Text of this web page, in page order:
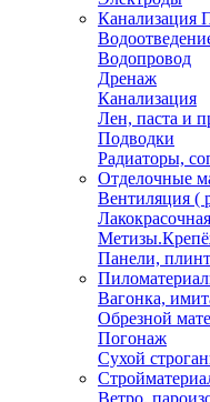
Канализация
Водопровод
Дренаж
Канализация
Лен, паста и
Подводки
Радиаторы,
Отделочные
Вентиляция (
Панели,
Вагонка,
Обрезной
Погонаж
Сухой
Ветро,